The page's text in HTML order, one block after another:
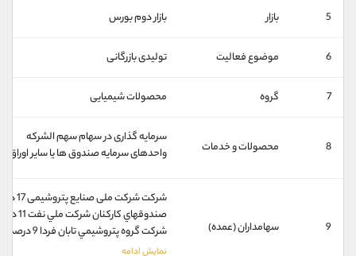
5 بازار بازار دوم بورس
6 موضوع فعالیت تولیدی بازرگانی
7 گروه محصولات شیمیایی
8 محصولات و خدمات
سرمایه گذاری در سهام سهم الشرکه
واحدهای سرمایه صندوق ها یا سایر اوراق
9 سهامداران (عمده)
شرکت شرکت ملی صنایع پتروشیمی 17 درصد
صندوقهاي كاركنان شركت ملي نفت 11 درصد
شركت گروه پتروشيمي تابان فردا 9 درصد